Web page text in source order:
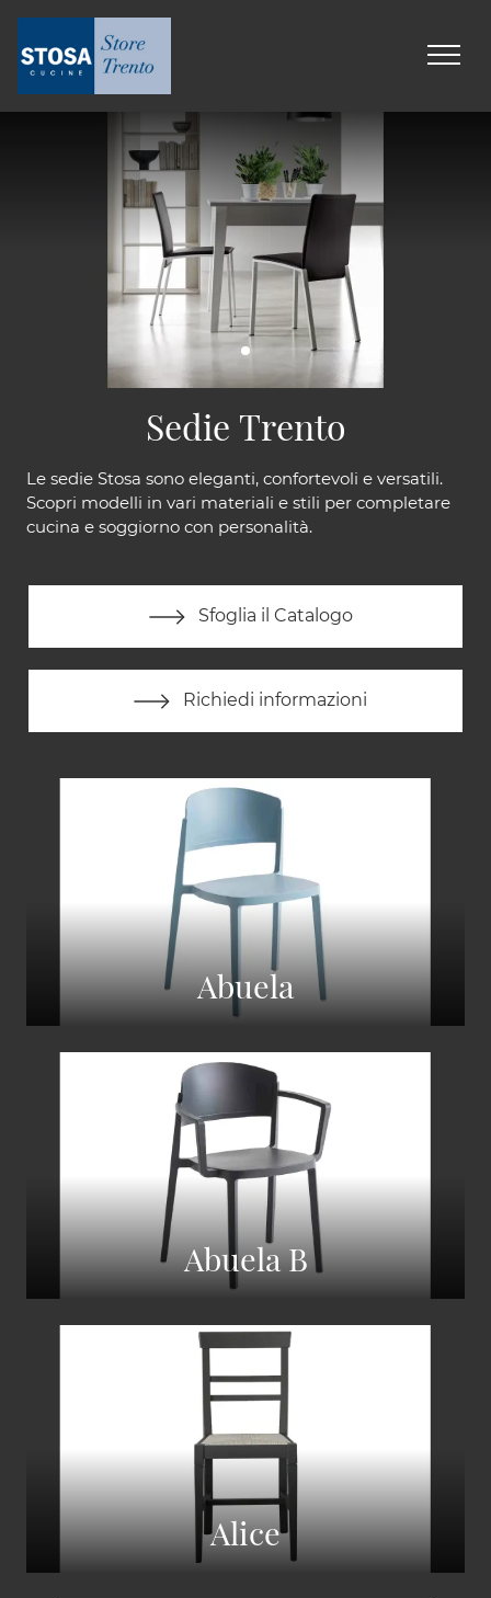
Abuela
Abuela B
Alice
Sedie Trento
Le sedie Stosa sono eleganti, confortevoli e versatili.
Scopri modelli in vari materiali e stili per completare
cucina e soggiorno con personalità.
Sfoglia il Catalogo
Richiedi informazioni